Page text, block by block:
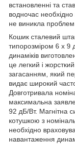
встановленні та
водночас
не виникла проблем
Кошик сталевий
типорозміром 6 х
динаміків
це легкий і
загасанням, який
видає широкий
Довготривала
максимальна
92 дБ/Вт. Магнітна
котушкою з
необхідно
навантаження